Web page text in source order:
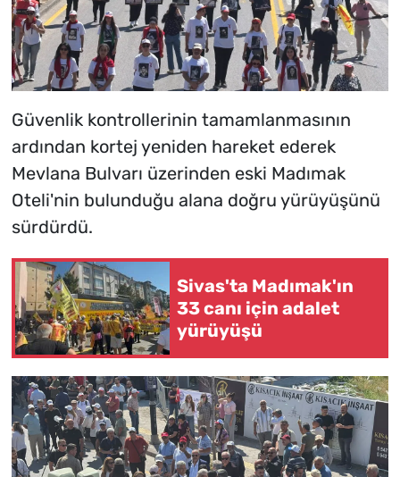
Güvenlik kontrollerinin tamamlanmasının
ardından kortej yeniden hareket ederek
Mevlana Bulvarı üzerinden eski Madımak
Oteli'nin bulunduğu alana doğru yürüyüşünü
sürdürdü.
Sivas'ta Madımak'ın
33 canı için adalet
yürüyüşü